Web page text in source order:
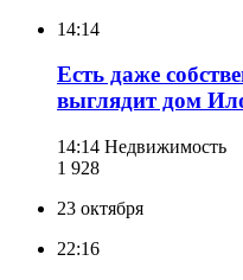
14:14
Есть даже
выглядит дом
14:14 Недвижимость
1 928
23 октября
22:16